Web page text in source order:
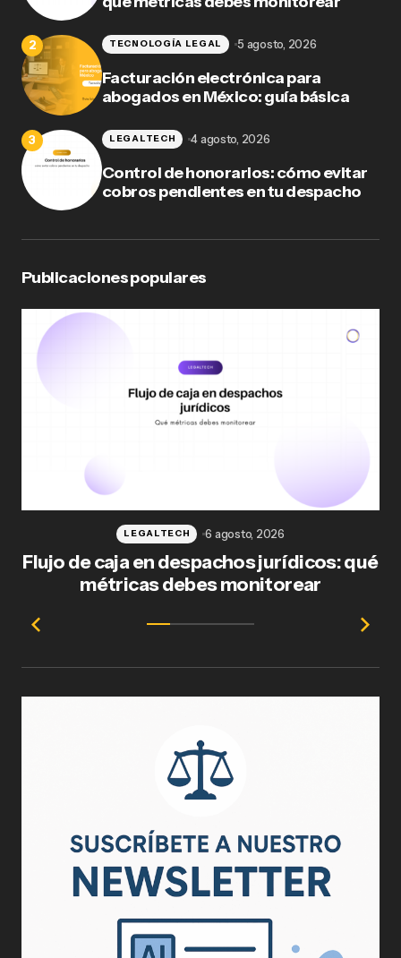
Facturación electrónica para
abogados en México: guía básica
TECNOLOGÍA LEGAL 5 agosto, 2026
Control de honorarios: cómo evitar
cobros pendientes en tu despacho
LEGALTECH 4 agosto, 2026
Publicaciones populares
Flujo de caja en despachos jurídicos: qué
métricas debes monitorear
LEGALTECH 6 agosto, 2026